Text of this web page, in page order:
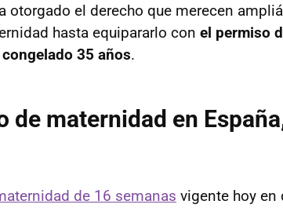
otorgado el derecho que merecen
hasta equipararlo con el permiso
35 años.
de maternidad en
de 16 semanas vigente hoy en